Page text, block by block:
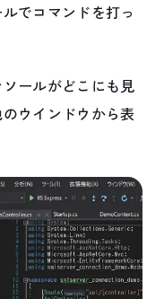
でコマンドを打っ
ールがどこにも見
ウインドウから表